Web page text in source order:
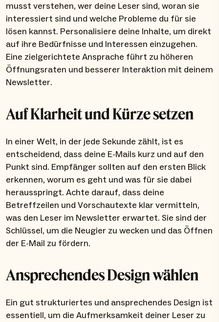
musst verstehen, wer deine Leser sind, woran sie
interessiert sind und welche Probleme du für sie
lösen kannst. Personalisiere deine Inhalte, um direkt
auf ihre Bedürfnisse und Interessen einzugehen.
Eine zielgerichtete Ansprache führt zu höheren
Öffnungsraten und besserer Interaktion mit deinem
Newsletter.
Auf Klarheit und Kürze setzen
In einer Welt, in der jede Sekunde zählt, ist es
entscheidend, dass deine E-Mails kurz und auf den
Punkt sind. Empfänger sollten auf den ersten Blick
erkennen, worum es geht und was für sie dabei
herausspringt. Achte darauf, dass deine
Betreffzeilen und Vorschautexte klar vermitteln,
was den Leser im Newsletter erwartet. Sie sind der
Schlüssel, um die Neugier zu wecken und das Öffnen
der E-Mail zu fördern.
Ansprechendes Design wählen
Ein gut strukturiertes und ansprechendes Design ist
essentiell, um die Aufmerksamkeit deiner Leser zu